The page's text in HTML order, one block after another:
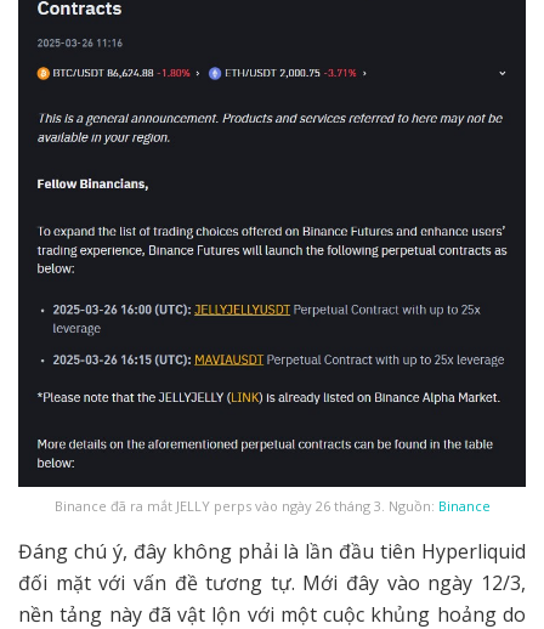
Binance đã ra mắt JELLY perps vào ngày 26 tháng 3. Nguồn: Binance
Đáng chú ý, đây không phải là lần đầu tiên Hyperliquid
đối mặt với vấn đề tương tự. Mới đây vào ngày 12/3,
nền tảng này đã vật lộn với một cuộc khủng hoảng do